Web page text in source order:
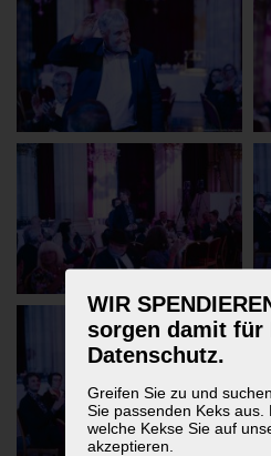
WIR
sorgen damit für
Datenschutz.
Greifen Sie zu und
Sie passenden Keks aus.
welche Kekse Sie auf
akzeptieren.